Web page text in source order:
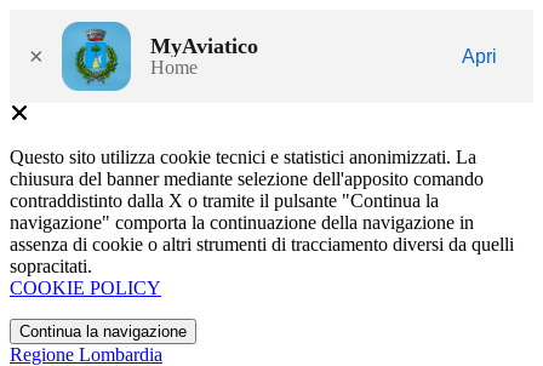
× MyAviatico
Home
Apri
Questo sito utilizza cookie tecnici e statistici anonimizzati. La
chiusura del banner mediante selezione dell'apposito comando
contraddistinto dalla X o tramite il pulsante "Continua la
navigazione" comporta la continuazione della navigazione in
assenza di cookie o altri strumenti di tracciamento diversi da quelli
sopracitati.
COOKIE POLICY
Continua la navigazione
Regione Lombardia